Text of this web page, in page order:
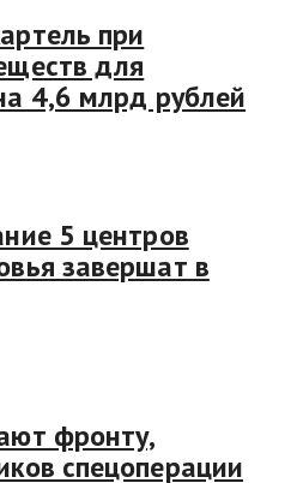
при
для
4,6 млрд рублей
5 центров
завершат в
фронту,
спецоперации